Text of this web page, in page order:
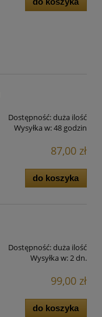
Dostępność:duża ilość
Wysyłka w:48 godzin
87,00 zł
do koszyka
Dostępność:duża ilość
Wysyłka w:2 dn.
99,00 zł
do koszyka